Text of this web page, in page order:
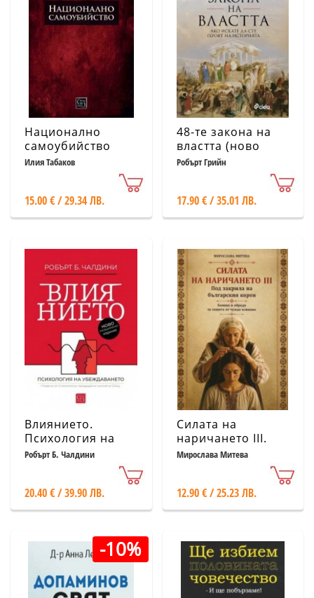
Национално
самоубийство
Илия Табаков
15.00 € / 29.34 ЛВ.
48-те закона на
властта (ново
издание)
Робърт Грийн
17.90 € / 35.01 ЛВ.
Влиянието.
Психология на
убеждаването
издание)
Робърт Б. Чалдини
20.40 € / 39.90 ЛВ.
Силата на
наричането ІІІ.
Под закрила на
българския корен
Мирослава Митева
12.90 € / 25.23 ЛВ.
-10%